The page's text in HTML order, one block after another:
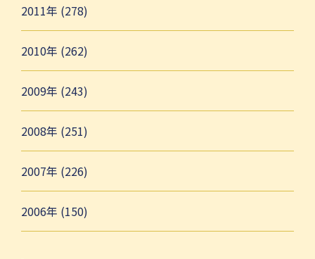
2011年 (278)
2010年 (262)
2009年 (243)
2008年 (251)
2007年 (226)
2006年 (150)